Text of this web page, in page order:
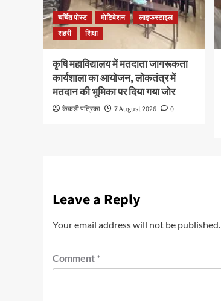
चर्चित पोस्ट मोटिवेशन
लाइफस्टाइल
शहरी
शिक्षा
कृषि महाविद्यालय में मतदाता जागरूकता
कार्यशाला का आयोजन, लोकतंत्र में
मतदान की भूमिका पर दिया गया जोर
केकड़ी पत्रिका 7 August 2026 0
Leave a Reply
Your email address will not be published.
Comment *